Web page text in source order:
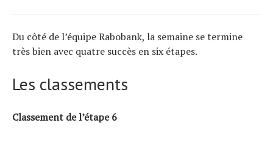
Du côté de l’équipe Rabobank, la semaine se termine
très bien avec quatre succès en six étapes.
Les classements
Classement de l’étape 6